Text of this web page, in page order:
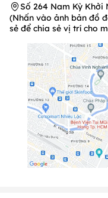
Số 264 Nam Kỳ Khởi
(Nhấn vào ảnh bản đồ
sẻ để chia sẻ vị trí cho